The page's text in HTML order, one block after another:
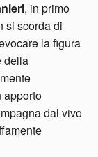
, in primo
si scorda di
la figura
della
apporto
dal vivo